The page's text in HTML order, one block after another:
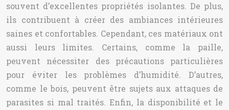
souvent d’excellentes propriétés isolantes. De plus,
ils contribuent à créer des ambiances intérieures
saines et confortables. Cependant, ces matériaux ont
aussi leurs limites. Certains, comme la paille,
peuvent nécessiter des précautions particulières
pour éviter les problèmes d’humidité. D’autres,
comme le bois, peuvent être sujets aux attaques de
parasites si mal traités. Enfin, la disponibilité et le